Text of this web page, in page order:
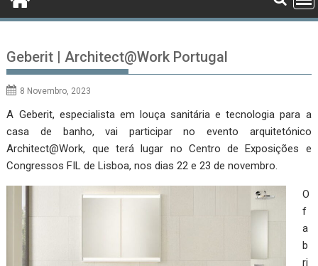
Geberit | Architect@Work Portugal
8 Novembro, 2023
A Geberit, especialista em louça sanitária e tecnologia para a
casa de banho, vai participar no evento arquitetónico
Architect@Work, que terá lugar no Centro de Exposições e
Congressos FIL de Lisboa, nos dias 22 e 23 de novembro.
O
f
a
b
ri